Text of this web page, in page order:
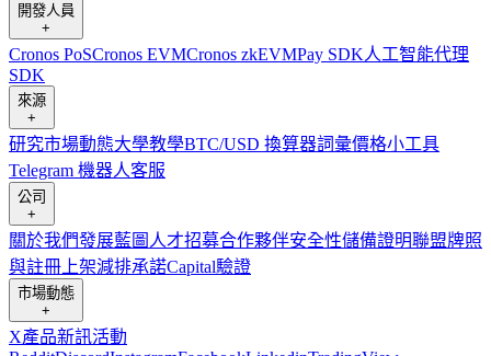
開發人員
+
Cronos PoSCronos EVMCronos zkEVMPay SDK人工智能代理
SDK
來源
+
研究市場動態大學教學BTC/USD 換算器詞彙價格小工具
Telegram 機器人客服
公司
+
關於我們發展藍圖 人才招募合作夥伴安全性儲備證明聯盟牌照
與註冊 上架減排承諾Capital驗證
市場動態
+
X產品新訊活動